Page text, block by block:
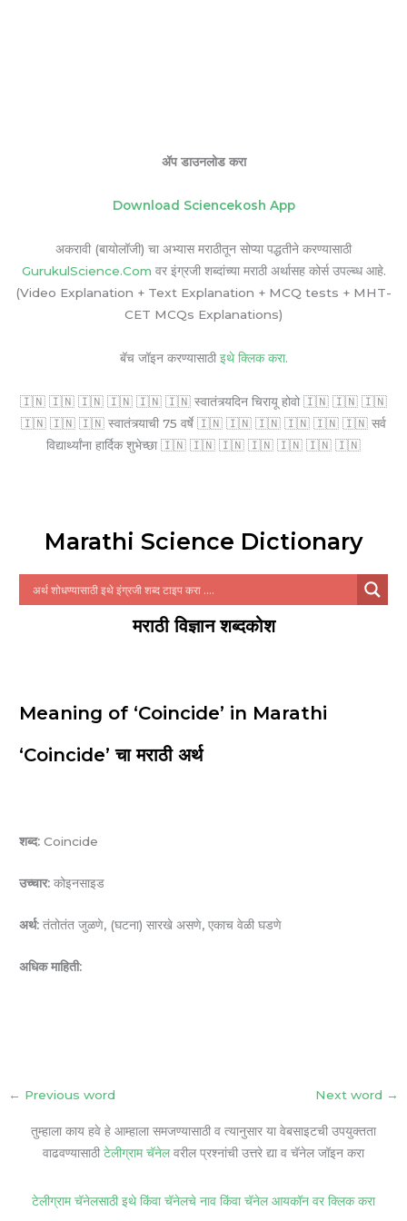
ॲप डाउनलोड करा
Download Sciencekosh App
अकरावी (बायोलॉजी) चा अभ्यास मराठीतून सोप्या पद्धतीने करण्यासाठी
GurukulScience.Com वर इंग्रजी शब्दांच्या मराठी अर्थासह कोर्स उपल्ब्ध आहे.
(Video Explanation + Text Explanation + MCQ tests + MHT-
CET MCQs Explanations)
बॅच जॉइन करण्यासाठी इथे क्लिक करा.
🇮🇳 🇮🇳 🇮🇳 🇮🇳 🇮🇳 🇮🇳 स्वातंत्र्यदिन चिरायू होवो 🇮🇳 🇮🇳 🇮🇳
🇮🇳 🇮🇳 🇮🇳 स्वातंत्र्याची 75 वर्षे 🇮🇳 🇮🇳 🇮🇳 🇮🇳 🇮🇳 🇮🇳 सर्व
विद्यार्थ्यांना हार्दिक शुभेच्छा 🇮🇳 🇮🇳 🇮🇳 🇮🇳 🇮🇳 🇮🇳 🇮🇳
Marathi Science Dictionary
मराठी विज्ञान शब्दकोश
Meaning of ‘Coincide’ in Marathi
‘Coincide’ चा मराठी अर्थ
शब्द: Coincide
उच्चार: कोइनसाइड
अर्थ: तंतोतंत जुळणे, (घटना) सारखे असणे, एकाच वेळी घडणे
अधिक माहिती:
← Previous word Next word →
तुम्हाला काय हवे हे आम्हाला समजण्यासाठी व त्यानुसार या वेबसाइटची उपयुक्तता
वाढवण्यासाठी टेलीग्राम चॅनेलवरील प्रश्नांची उत्तरे द्या व चॅनेल जॉइन करा
टेलीग्राम चॅनेलसाठी इथे किंवा चॅनेलचे नाव किंवा चॅनेल आयकॉन वर क्लिक करा